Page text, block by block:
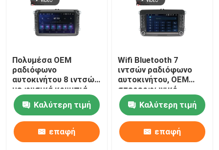
Πολυμέσα OEM
ραδιόφωνο
αυτοκινήτου 8 ιντσών
με φυσικά κουμπιά
Σύστημα πλοήγησης
GPS Καλύτερη τιμή
επαφή
Wifi Bluetooth 7
ιντσών ραδιόφωνο
αυτοκινήτου, OEM
στερεοφωνικό
αυτοκινήτου για
VolkswagenΚαλύτερη τιμή
επαφή